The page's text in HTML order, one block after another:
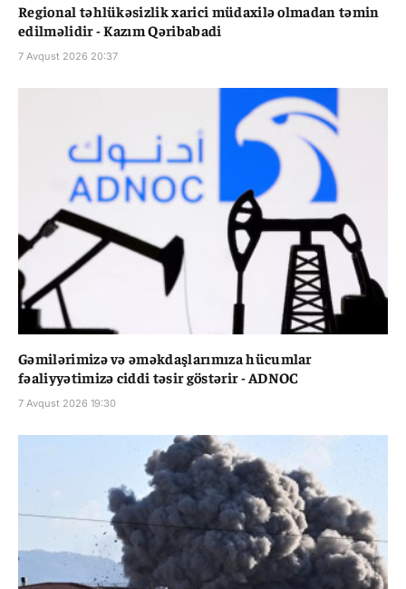
Regional təhlükəsizlik xarici müdaxilə olmadan təmin
edilməlidir - Kazım Qəribabadi
7 Avqust 2026 20:37
Gəmilərimizə və əməkdaşlarımıza hücumlar
fəaliyyətimizə ciddi təsir göstərir - ADNOC
7 Avqust 2026 19:30